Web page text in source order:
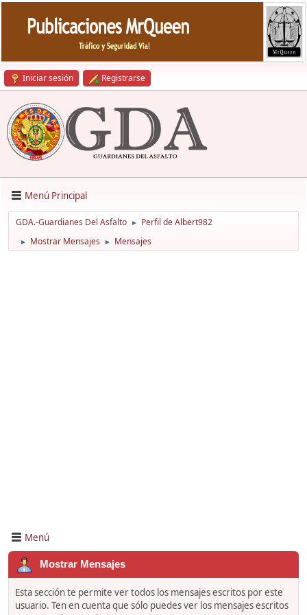
Iniciar sesión Registrarse
Menú Principal
GDA.-Guardianes Del Asfalto ► Perfil de Albert982
► Mostrar Mensajes ► Mensajes
Menú
Mostrar Mensajes
Esta sección te permite ver todos los mensajes escritos por este
usuario. Ten en cuenta que sólo puedes ver los mensajes escritos